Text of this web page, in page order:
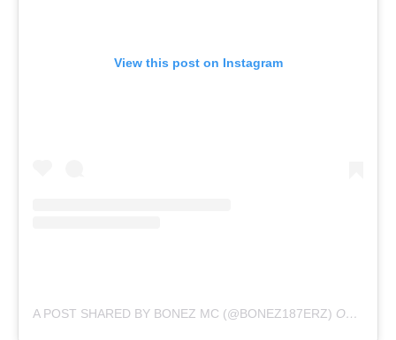
View this post on Instagram
A POST SHARED BY BONEZ MC (@BONEZ187ERZ) ON